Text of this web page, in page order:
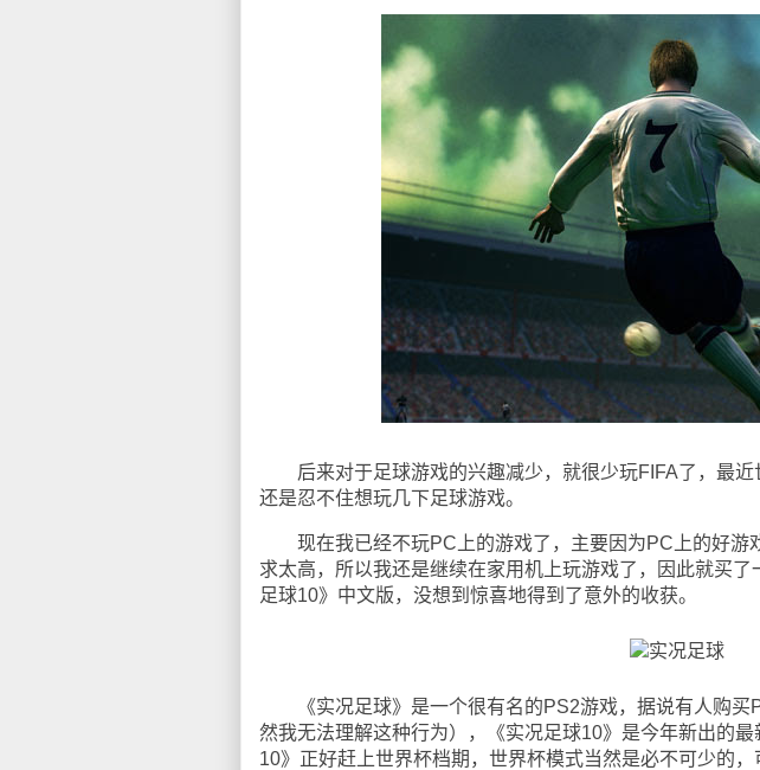
后来对于足球游戏的兴趣减少，就很少玩FIFA了，最近
还是忍不住想玩几下足球游戏。
现在我已经不玩PC上的游戏了，主要因为PC上的好游
求太高，所以我还是继续在家用机上玩游戏了，因此就买
足球10》中文版，没想到惊喜地得到了意外的收获。
《实况足球》是一个很有名的PS2游戏，据说有人购买
然我无法理解这种行为），《实况足球10》是今年新出的
10》正好赶上世界杯档期，世界杯模式当然是必不可少的